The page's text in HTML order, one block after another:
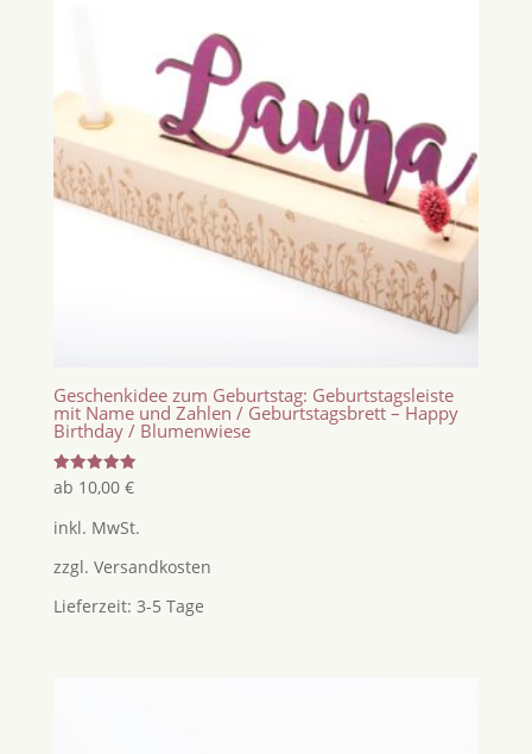
Geschenkidee zum Geburtstag: Geburtstagsleiste
mit Name und Zahlen / Geburtstagsbrett – Happy
Birthday / Blumenwiese
Bewertet
mit
von 5
ab 10,00 €
inkl. MwSt.
zzgl. Versandkosten
Lieferzeit: 3-5 Tage